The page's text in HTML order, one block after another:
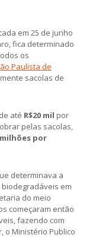
em 25 de junho
fica determinado
os
Paulista de
sacolas de
até R$20 mil por
pelas sacolas,
milhões por
determinava a
em
do meio
começaram então
fazendo com
o Ministério Publico